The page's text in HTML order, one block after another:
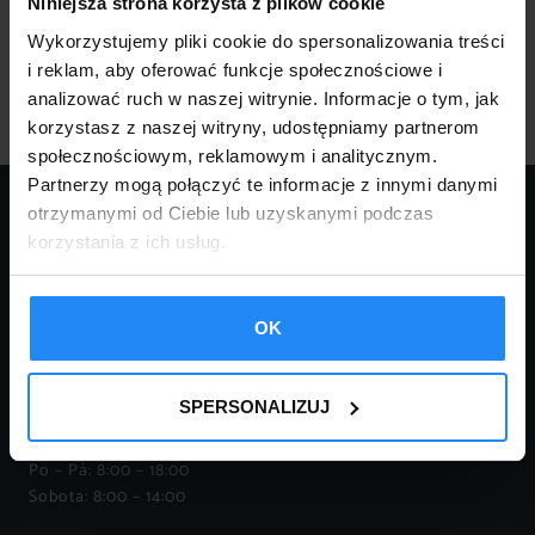
Wykorzystujemy pliki cookie do spersonalizowania treści
i reklam, aby oferować funkcje społecznościowe i
analizować ruch w naszej witrynie. Informacje o tym, jak
korzystasz z naszej witryny, udostępniamy partnerom
społecznościowym, reklamowym i analitycznym.
Partnerzy mogą połączyć te informacje z innymi danymi
otrzymanymi od Ciebie lub uzyskanymi podczas
korzystania z ich usług.
OK
SPERSONALIZUJ
produkt
FPHU ROBERT KURNIK
110
IČO: 737-177-76-20
Otevírací doba:
Po – Pá: 8:00 – 18:00
Sobota: 8:00 – 14:00
KONTAKT:
tel.:18 332 16 81
tel.:509 038 425
tel.:509 038 426
tel.:696 753 588